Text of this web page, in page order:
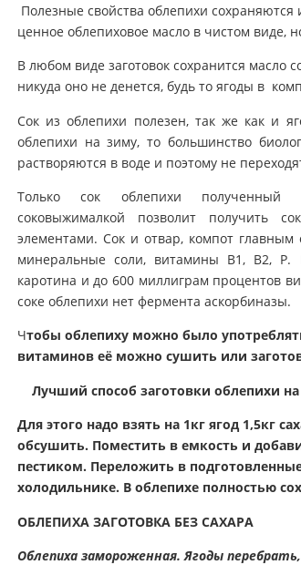
Полезные свойства облепихи
ценное облепиховое масло в чистом виде,
В любом виде заготовок сохранится масло
никуда оно не денется, будь то ягоды в
Сок из облепихи полезен, так же как и
облепихи на зиму, то большинство
растворяются в воде и поэтому не
Только сок облепихи
соковыжималкой позволит получить
элементами. Сок и отвар, компот
минеральные соли, витамины В1, В2, Р.
каротина и до 600 миллиграм процентов
соке облепихи нет фермента аскорбиназы.
Чтобы облепиху можно было
витаминов её можно сушить или
Лучший способ заготовки облепихи
Для этого надо взять на 1кг ягод 1,5кг
обсушить. Поместить в емкость и
пестиком. Переложить в
холодильнике. В облепихе полностью
ОБЛЕПИХА ЗАГОТОВКА БЕЗ САХАРА
Облепиха замороженная. Ягоды